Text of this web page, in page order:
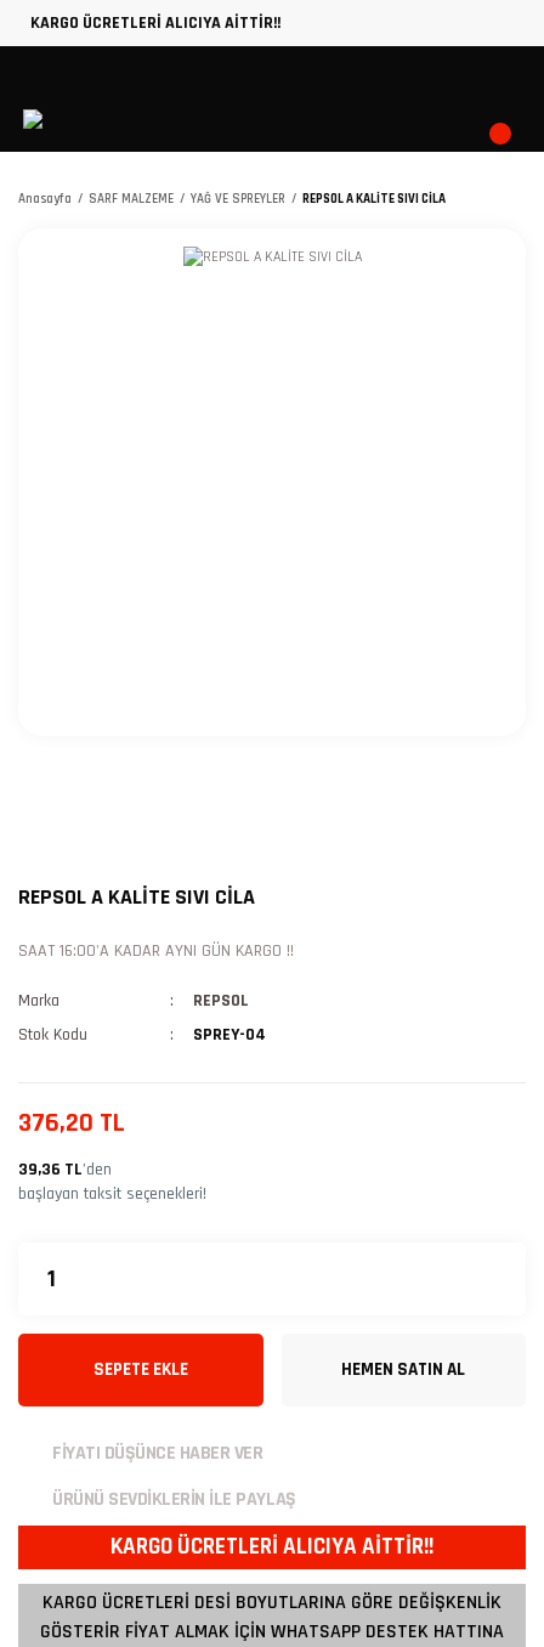
KARGO ÜCRETLERİ ALICIYA AİTTİR!!
Anasayfa SARF MALZEME YAĞ VE SPREYLER REPSOL A KALİTE SIVI CİLA
REPSOL A KALİTE SIVI CİLA
SAAT 16:00'A KADAR AYNI GÜN KARGO !!
Marka
REPSOL
Stok Kodu
SPREY-04
376,20 TL
39,36 TL’den
başlayan taksit seçenekleri!
SEPETE EKLE HEMEN SATIN AL
FİYATI DÜŞÜNCE HABER VER
ÜRÜNÜ SEVDİKLERİN İLE PAYLAŞ
KARGO ÜCRETLERİ ALICIYA AİTTİR!!
KARGO ÜCRETLERİ DESİ BOYUTLARINA GÖRE DEĞİŞKENLİK
GÖSTERİR FİYAT ALMAK İÇİN WHATSAPP DESTEK HATTINA